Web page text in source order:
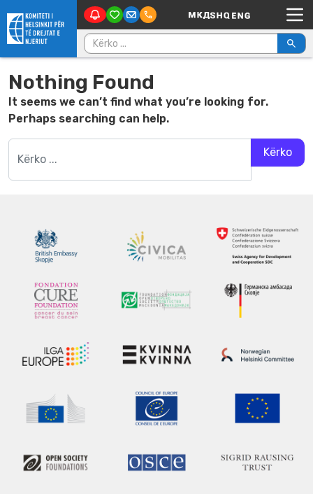
Skip to content Main Navigation
Kërko për:
Nothing Found
It seems we can’t find what you’re looking for.
Perhaps searching can help.
Kërko për: